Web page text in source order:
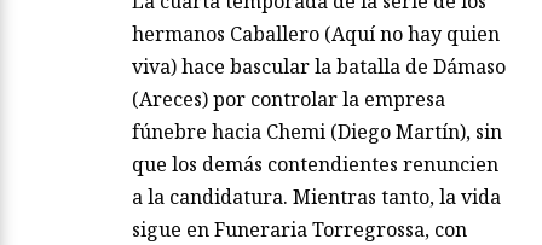
hermanos Caballero (Aquí no hay quien
viva) hace bascular la batalla de Dámaso
(Areces) por controlar la empresa
fúnebre hacia Chemi (Diego Martín), sin
que los demás contendientes renuncien
a la candidatura. Mientras tanto, la vida
sigue en Funeraria Torregrossa, con